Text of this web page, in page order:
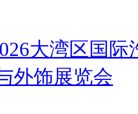
大湾区国
外饰展览会